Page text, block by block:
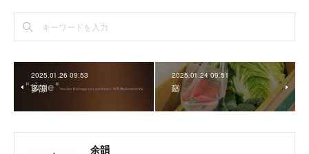
2025.01.26 09:53
多謝
2025.01.24 09:51
廻
余韻